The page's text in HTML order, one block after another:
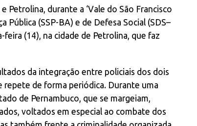
Petrolina, durante a ‘Vale do São Francisco
Pública (SSP-BA) e de Defesa Social (SDS–
feira (14), na cidade de Petrolina, que faz
da integração entre policiais dos dois
repete de forma periódica. Durante uma
de Pernambuco, que se margeiam,
voltados em especial ao combate dos